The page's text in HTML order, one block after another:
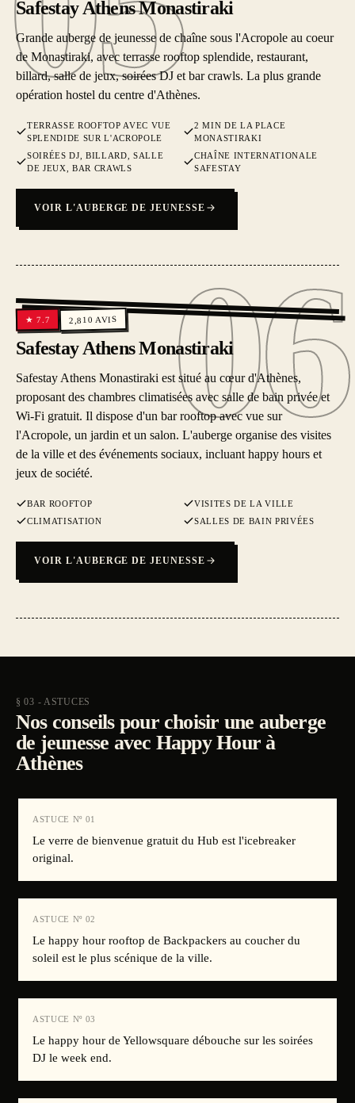
Safestay Athens Monastiraki
Grande auberge de jeunesse de chaîne sous l'Acropole au coeur
de Monastiraki, avec terrasse rooftop splendide, restaurant,
billard, salle de jeux, soirées DJ et bar crawls. La plus grande
opération hostel du centre d'Athènes.
TERRASSE ROOFTOP AVEC VUE
SPLENDIDE SUR L'ACROPOLE
2 MIN DE LA PLACE
MONASTIRAKI
SOIRÉES DJ, BILLARD, SALLE
DE JEUX, BAR CRAWLS
CHAÎNE INTERNATIONALE
SAFESTAY
VOIR L'AUBERGE DE JEUNESSE
06
06
★7.7 2,810 AVIS
Safestay Athens Monastiraki
Safestay Athens Monastiraki est situé au cœur d'Athènes,
proposant des chambres climatisées avec salle de bain privée et
Wi-Fi gratuit. Il dispose d'un bar rooftop avec vue sur
l'Acropole, un jardin et un salon. L'auberge organise des visites
de la ville et des événements sociaux, incluant happy hours et
jeux de société.
BAR ROOFTOP
VISITES DE LA VILLE
CLIMATISATION
SALLES DE BAIN PRIVÉES
VOIR L'AUBERGE DE JEUNESSE
§ 03 - ASTUCES
Nos conseils pour choisir une auberge
de jeunesse avec Happy Hour à
Athènes
ASTUCE Nº 01
Le verre de bienvenue gratuit du Hub est l'icebreaker
original.
ASTUCE Nº 02
Le happy hour rooftop de Backpackers au coucher du
soleil est le plus scénique de la ville.
ASTUCE Nº 03
Le happy hour de Yellowsquare débouche sur les soirées
DJ le week end.